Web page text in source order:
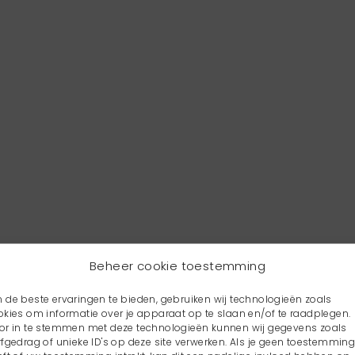
Beheer cookie toestemming
de beste ervaringen te bieden, gebruiken wij technologieën zoals
om informatie over je apparaat op te slaan en/of te raadplegen.
in te stemmen met deze technologieën kunnen wij gegevens zoals
of unieke ID's op deze site verwerken. Als je geen toestemming